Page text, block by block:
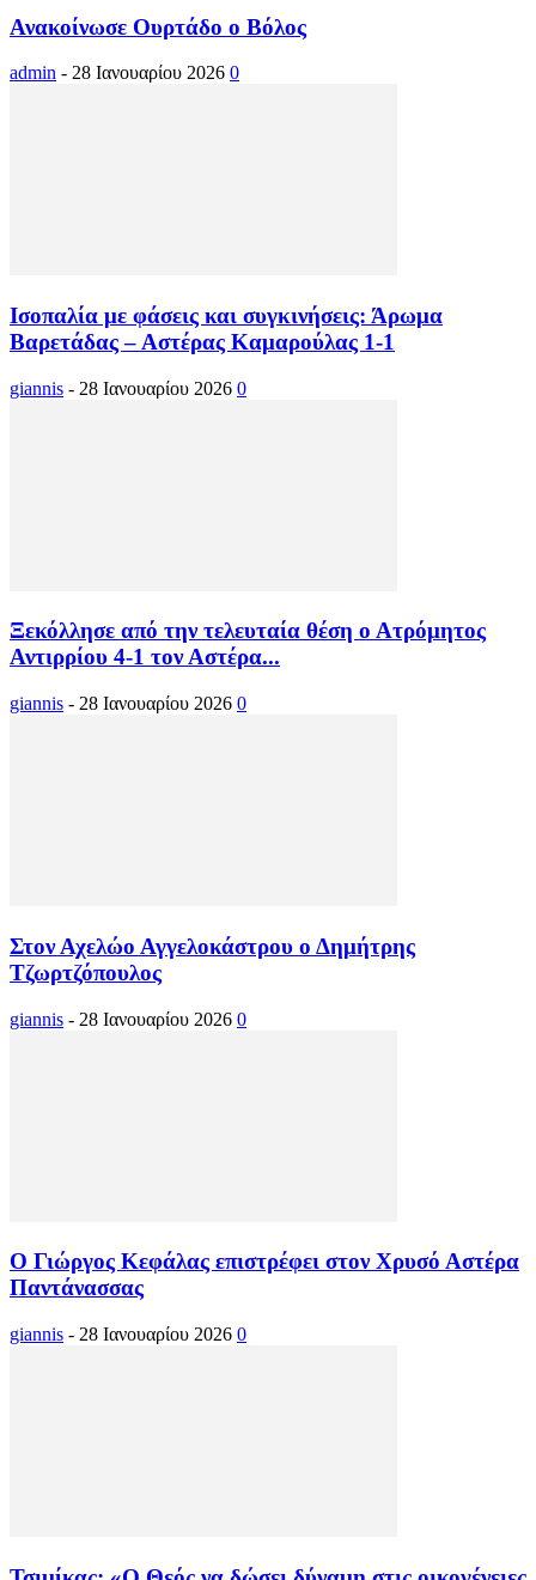
Ανακοίνωσε Ουρτάδο ο Βόλος
admin - 28 Ιανουαρίου 2026 0
Ισοπαλία με φάσεις και συγκινήσεις: Άρωμα
Βαρετάδας – Αστέρας Καμαρούλας 1-1
giannis - 28 Ιανουαρίου 2026 0
Ξεκόλλησε από την τελευταία θέση ο Ατρόμητος
Αντιρρίου 4-1 τον Αστέρα...
giannis - 28 Ιανουαρίου 2026 0
Στον Αχελώο Αγγελοκάστρου ο Δημήτρης
Τζωρτζόπουλος
giannis - 28 Ιανουαρίου 2026 0
Ο Γιώργος Κεφάλας επιστρέφει στον Χρυσό Αστέρα
Παντάνασσας
giannis - 28 Ιανουαρίου 2026 0